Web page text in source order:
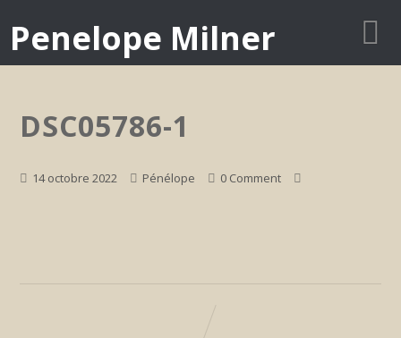
Penelope Milner
DSC05786-1
14 octobre 2022 Pénélope 0 Comment